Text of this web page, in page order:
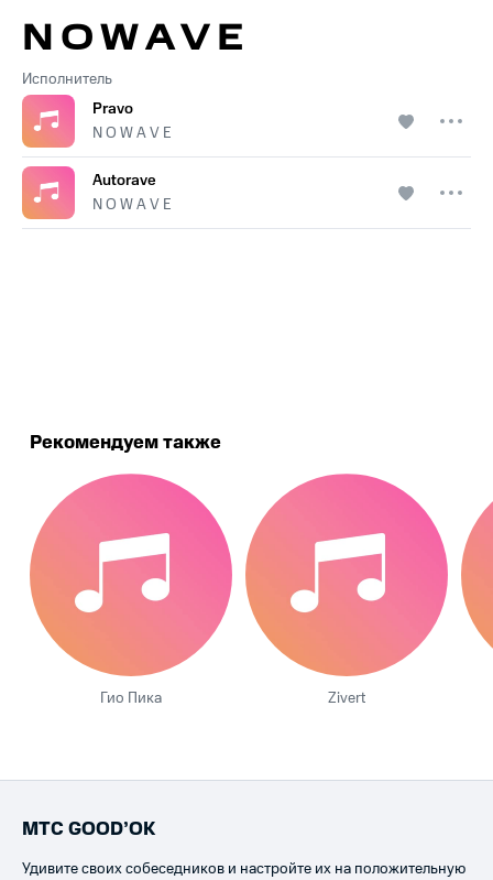
Исполнитель
N O W A V E
Pravo
N O W A V E
Autorave
N O W A V E
Рекомендуем также
Гио Пика Zivert
МТС GOOD’OK
Удивите своих собеседников и настройте их на положительную